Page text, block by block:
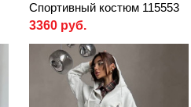
Спортивный костюм 115553
3360 руб.